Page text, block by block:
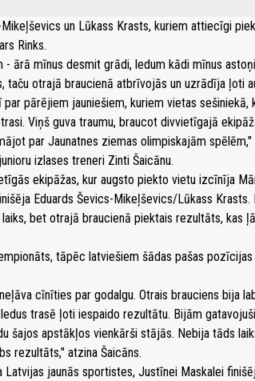
un Lūkass Krasts, kuriem attiecīgi
Rinks.
ārā mīnus desmit grādi, ledum kādi mīnus
taču otrajā braucienā atbrīvojās un uzrādīja ļoti
pārējiem jauniešiem, kuriem vietas sešiniekā,
Viņš guva traumu, braucot divvietīgajā
par Jaunatnes ziemas olimpiskajām spēlēm,"
izlases treneri Zinti Šaicānu.
ekipāžas, kur augsto piekto vietu izcīnīja
Eduards Ševics-Mikeļševics/Lūkass Krasts.
bet otrajā braucienā piektais rezultāts, kas
tāpēc latviešiem šādas pašas
cīnīties par godalgu. Otrais brauciens bija
trasē ļoti iespaido rezultātu. Bijām
šajos apstākļos vienkārši stājās. Nebija tāds
rezultāts," atzina Šaicāns.
jaunās sportistes, Justīnei Maskalei